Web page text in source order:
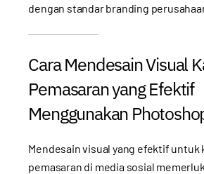
dengan standar branding
Cara Mendesain Visual
Pemasaran yang Efektif
Menggunakan
Mendesain visual yang efektif untuk
pemasaran di media sosial